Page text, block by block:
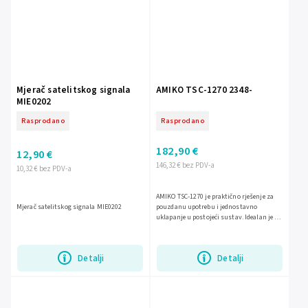
Mjerač satelitskog signala
MIE0202
Rasprodano
10,32 € bez PDV-a
12,90 €
Detalji
Mjerač satelitskog signala MIE0202
AMIKO TSC-1270 2348-
Rasprodano
146,32 € bez PDV-a
182,90 €
Detalji
AMIKO TSC-1270 je praktično rješenje za
pouzdanu upotrebu i jednostavno
uklapanje u postojeći sustav. Idealan je za